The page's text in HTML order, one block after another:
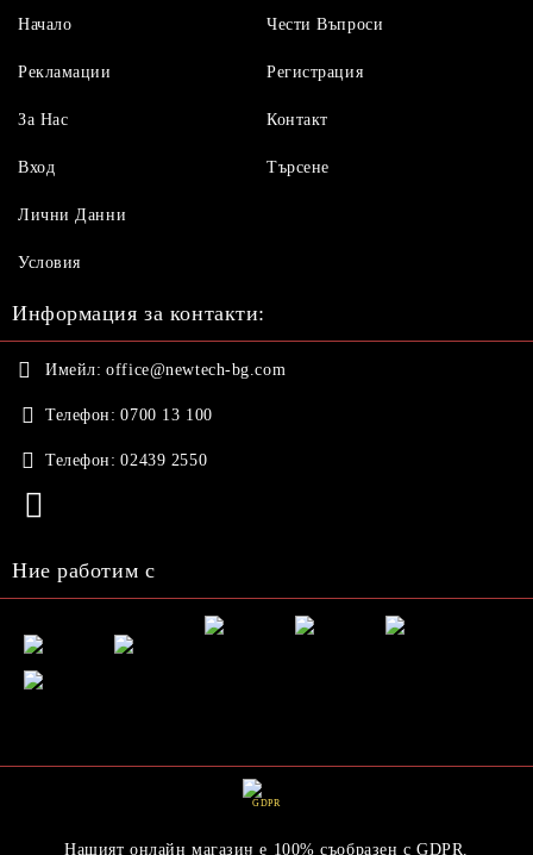
Начало
Рекламации
За Нас
Вход
Чести Въпроси
Регистрация
Контакт
Търсене
Лични Данни
Условия
Информация за контакти:
Имейл: office@newtech-bg.com
Телефон: 0700 13 100
Телефон: 02439 2550
Ние работим с
GDPR
Нашият онлайн магазин е 100% съобразен с GDPR.